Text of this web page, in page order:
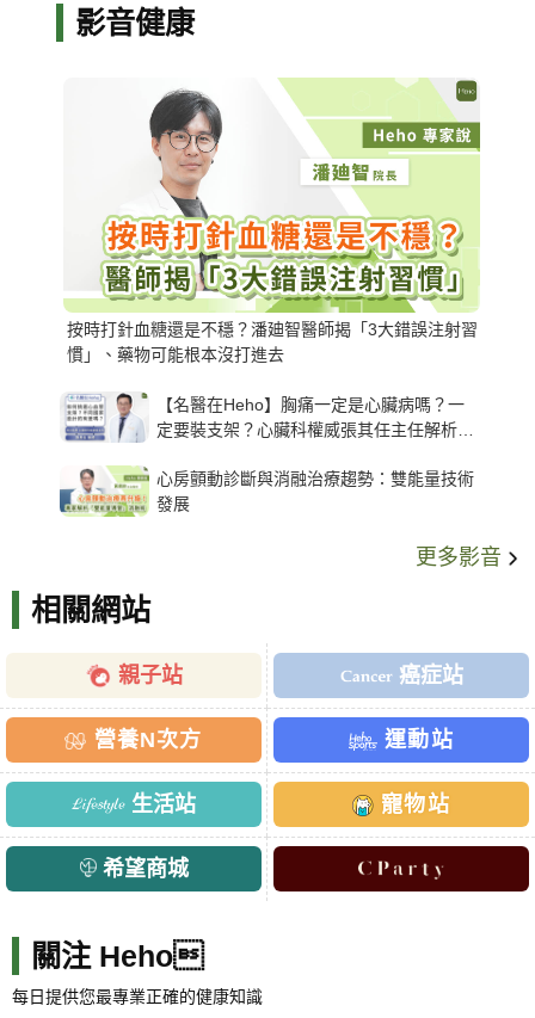
影音健康
按時打針血糖還是不穩？潘廸智醫師揭「3大錯誤注射習
慣」、藥物可能根本沒打進去
【名醫在Heho】胸痛一定是心臟病嗎？一
定要裝支架？心臟科權威張其任主任解析支
心房顫動診斷與消融治療趨勢：雙能量技術
發展
更多影音
相關網站
親子站 癌症站
營養N次方 運動站
生活站 寵物站
希望商城
關注 Heho
每日提供您最專業正確的健康知識